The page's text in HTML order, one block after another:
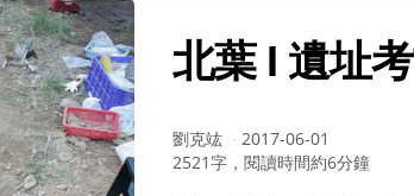
北葉 I 遺址
作
者：
劉克竑
2017-06-01
2521字，閱讀時間約6分鐘